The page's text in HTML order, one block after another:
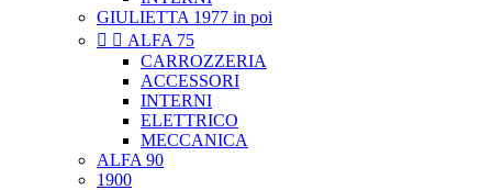
GIULIETTA 1977 in poi
  ALFA 75
CARROZZERIA
ACCESSORI
INTERNI
ELETTRICO
MECCANICA
ALFA 90
1900